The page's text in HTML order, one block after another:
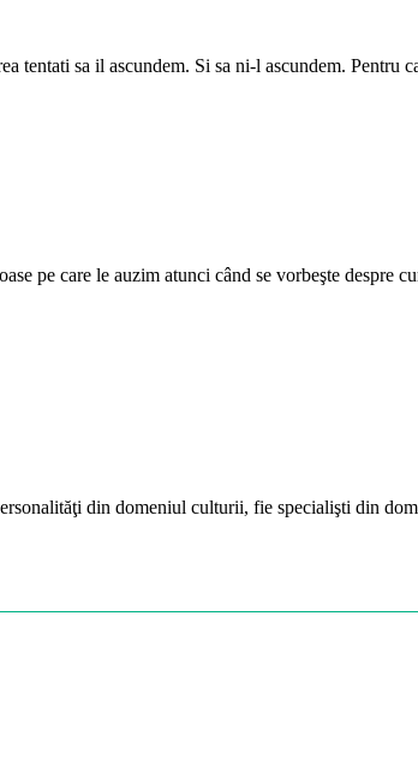
tentati sa il ascundem. Si sa ni-l ascundem. Pentru
pe care le auzim atunci când se vorbeşte despre
din domeniul culturii, fie specialişti din